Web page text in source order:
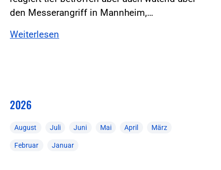
den Messerangriff in Mannheim,…
Weiterlesen
2026
August Juli Juni Mai April März
Februar Januar